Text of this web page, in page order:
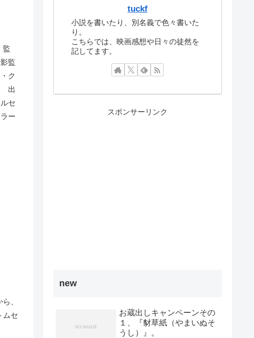
監
監
ク
出
セ
ー
、
ムセ
tuckf
小説を書いたり、別名義で色々書いた
り。
こちらでは、映画感想や日々の徒然を
記してます。
スポンサーリンク
new
お蔵出しキャンペーンその
１、『豺草紙（やまいぬそ
うし）』。